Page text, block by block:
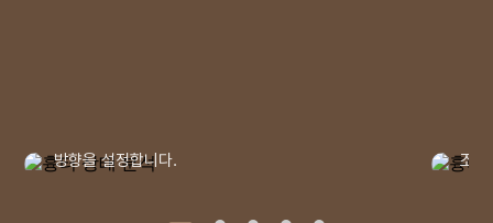
방향을 설정합니다.
조직